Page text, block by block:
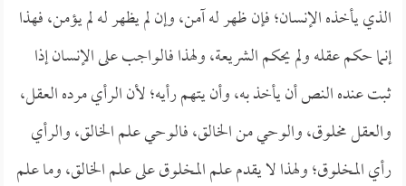
الذي يأخذه الإنسان؛ فإن ظهر له آمن، وإن لم يظهر له لم يؤمن، فهذا
إنما حكم عقله ولم يحكم الشريعة، ولهذا فالواجب على الإنسان إذا
ثبت عنده النص أن يأخذ به، وأن يتهم رأيه؛ لأن الرأي مرده العقل،
والعقل مخلوق، والوحي من الخالق، فالوحي علم الخالق، والرأي
رأي المخلوق؛ ولهذا لا يقدم علم المخلوق على علم الخالق، وما علم